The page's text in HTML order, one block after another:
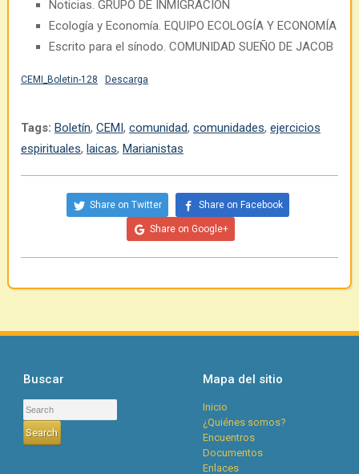
Noticias. GRUPO DE INMIGRACIÓN
Ecología y Economía. EQUIPO ECOLOGÍA Y ECONOMÍA
Escrito para el sínodo. COMUNIDAD SUEÑO DE JACOB
CEMI_Boletin-128 Descarga
Tags: Boletín, CEMI, comunidad, comunidades, ejercicios
espirituales, laicas, Marianistas
Share on Twitter Share on Facebook
Share on Google+
Buscar Mapa del sitio
Inicio
¿Quiénes somos?
Encuentros
Documentos
Enlaces